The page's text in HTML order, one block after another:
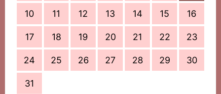
10 11 12 13 14 15 16
17 18 19 20 21 22 23
24 25 26 27 28 29 30
31